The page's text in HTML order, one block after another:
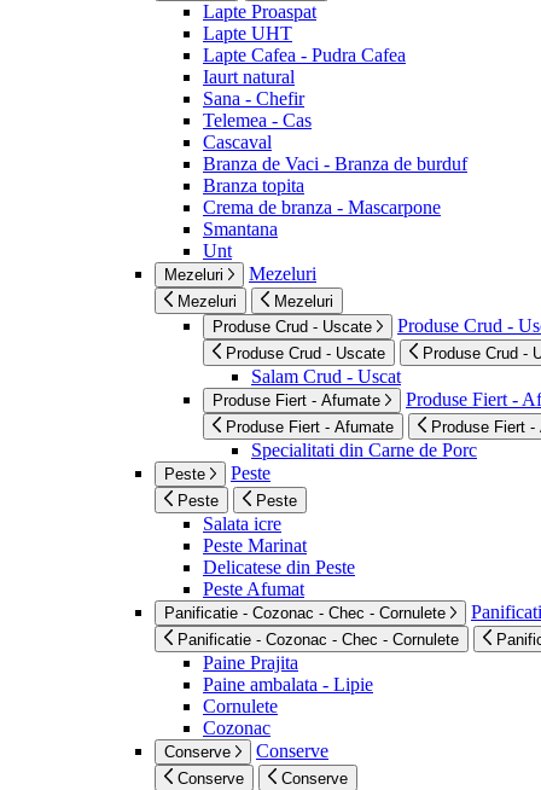
Lapte Proaspat
Lapte UHT
Lapte Cafea - Pudra Cafea
Iaurt natural
Sana - Chefir
Telemea - Cas
Cascaval
Branza de Vaci - Branza de burduf
Branza topita
Crema de branza - Mascarpone
Smantana
Unt
Mezeluri Mezeluri
Mezeluri
Mezeluri
Produse Crud - Uscate
Produse Crud -
Produse Crud - Uscate Produse Crud -
Salam Crud - Uscat
Produse Fiert - Afumate Produse Fiert -
Produse Fiert - Afumate Produse Fiert -
Specialitati din Carne de Porc
Peste Peste
Peste Peste
Salata icre
Peste Marinat
Delicatese din Peste
Peste Afumat
Panificatie - Cozonac - Chec - Cornulete
Panificatie - Cozonac - Chec - Cornulete
Paine Prajita
Paine ambalata - Lipie
Cornulete
Cozonac
Conserve Conserve
Conserve Conserve